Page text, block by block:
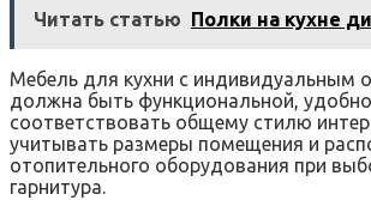
Читать статью Полки на кухне
Мебель для кухни с индивидуальным
должна быть функциональной,
соответствовать общему стилю
учитывать размеры помещения и
отопительного оборудования при
гарнитура.